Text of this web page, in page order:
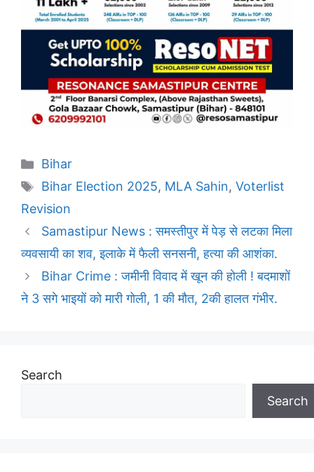
Categories
Bihar
Tags
Bihar Election 2025, MLA Sahin, Voterlist
Revision
Samastipur News : समस्तीपुर में पेड़ से लटका मिला
व्यवसायी का शव, इलाके में फैली सनसनी, हत्या की आशंका.
Bihar Crime : जमीनी विवाद में खून की होली ! बदमाशों
ने 3 सगे भाइयों को मारी गोली, 1 की मौत, 2की हालत गंभीर.
Search
Search